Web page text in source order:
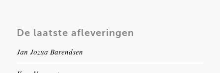
De laatste afleveringen
Jan Jozua Barendsen